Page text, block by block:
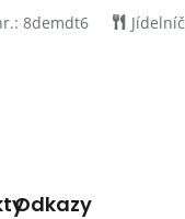
8demdt6
Odkazy